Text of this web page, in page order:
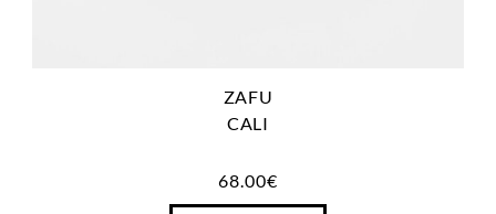
ZAFU
CALI
68.00€